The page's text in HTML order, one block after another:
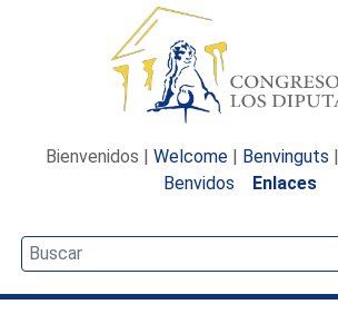
Bienvenidos | Welcome | Benvinguts |
Benvidos
Enlaces